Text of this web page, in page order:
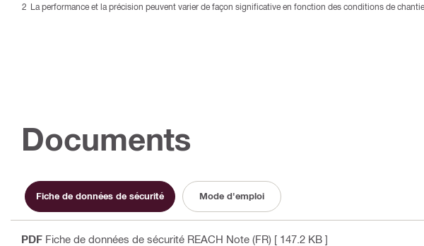
La performance et la précision peuvent varier de façon significative en fonction des conditions de
Documents
Fiche de données de sécurité Mode d'emploi
PDF Fiche de données de sécurité REACH Note (FR) [ 147.2 KB ]